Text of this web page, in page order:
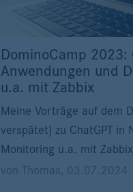
DominoCamp 2023:
Anwendungen und
u.a. mit Zabbix
Meine Vorträge auf dem
verspätet) zu ChatGPT in
Monitoring u.a. mit Zabbix
von
Thomas, 03.07.2024